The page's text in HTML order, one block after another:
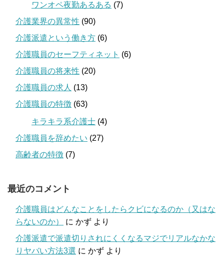
ワンオペ夜勤あるある (7)
介護業界の異常性 (90)
介護派遣という働き方 (6)
介護職員のセーフティネット (6)
介護職員の将来性 (20)
介護職員の求人 (13)
介護職員の特徴 (63)
キラキラ系介護士 (4)
介護職員を辞めたい (27)
高齢者の特徴 (7)
最近のコメント
介護職員はどんなことをしたらクビになるのか（又はな
らないのか）
に かず より
介護派遣で派遣切りされにくくなるマジでリアルなかな
りヤバい方法3選 に かず より